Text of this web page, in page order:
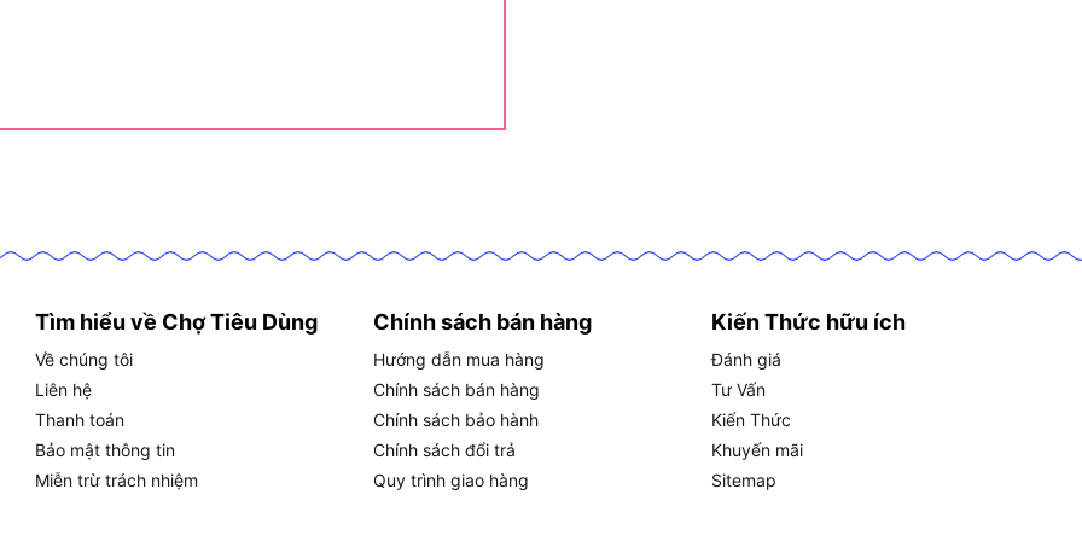
tay dùng để mài, cắt, đánh bóng và làm sạch bề
trung) trong danh mục máy mài góc của Worx, cụ
đến 1.200.000 VNĐ.
nhỏ đến trung bình (so với nhóm 1.000W đến
nhỏ gọn, linh hoạt.
thợ xây dựng nhỏ.
Tìm hiểu về Chợ Tiêu Dùng
Về chúng tôi
Liên hệ
Thanh toán
Bảo mật thông tin
Miễn trừ trách nhiệm
Chính sách bán hàng
Hướng dẫn mua hàng
Chính sách bán hàng
Chính sách bảo hành
Chính sách đổi trả
Quy trình giao hàng
Kiến Thức hữu ích
Đánh giá
Tư Vấn
Kiến Thức
Khuyến mãi
Sitemap